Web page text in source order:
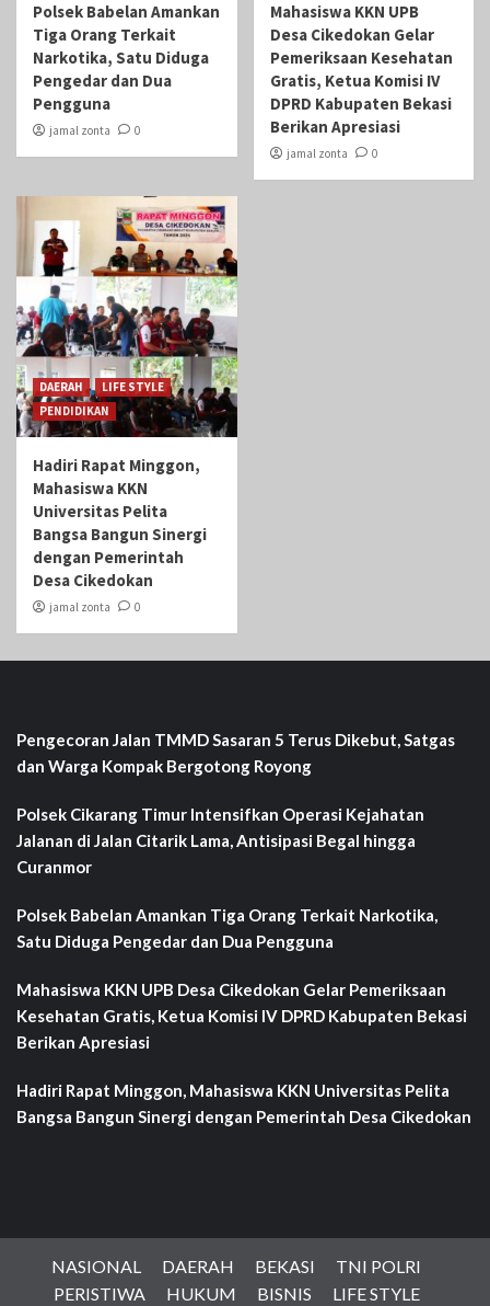
Polsek Babelan Amankan
Tiga Orang Terkait
Narkotika, Satu Diduga
Pengedar dan Dua
Pengguna
jamal zonta 0
Mahasiswa KKN UPB
Desa Cikedokan Gelar
Pemeriksaan Kesehatan
Gratis, Ketua Komisi IV
DPRD Kabupaten Bekasi
Berikan Apresiasi
jamal zonta 0
DAERAH
LIFE STYLE
PENDIDIKAN
Hadiri Rapat Minggon,
Mahasiswa KKN
Universitas Pelita
Bangsa Bangun Sinergi
dengan Pemerintah
Desa Cikedokan
jamal zonta 0
Pengecoran Jalan TMMD Sasaran 5 Terus Dikebut, Satgas
dan Warga Kompak Bergotong Royong
Polsek Cikarang Timur Intensifkan Operasi Kejahatan
Jalanan di Jalan Citarik Lama, Antisipasi Begal hingga
Curanmor
Polsek Babelan Amankan Tiga Orang Terkait Narkotika,
Satu Diduga Pengedar dan Dua Pengguna
Mahasiswa KKN UPB Desa Cikedokan Gelar Pemeriksaan
Kesehatan Gratis, Ketua Komisi IV DPRD Kabupaten Bekasi
Berikan Apresiasi
Hadiri Rapat Minggon, Mahasiswa KKN Universitas Pelita
Bangsa Bangun Sinergi dengan Pemerintah Desa Cikedokan
NASIONAL DAERAH BEKASI
TNI POLRI
PERISTIWA
HUKUM BISNIS LIFE STYLE